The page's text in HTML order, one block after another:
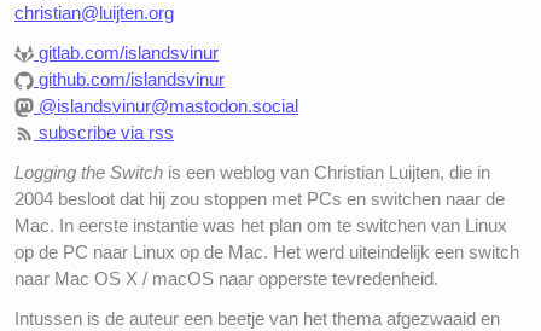
christian@luijten.org
gitlab.com/islandsvinur
github.com/islandsvinur
@islandsvinur@mastodon.social
subscribe via rss
Logging the Switch is een weblog van Christian Luijten, die in
2004 besloot dat hij zou stoppen met PCs en switchen naar de
Mac. In eerste instantie was het plan om te switchen van Linux
op de PC naar Linux op de Mac. Het werd uiteindelijk een switch
naar Mac OS X / macOS naar opperste tevredenheid.
Intussen is de auteur een beetje van het thema afgezwaaid en